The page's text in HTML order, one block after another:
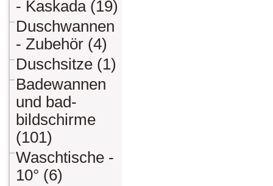
- Kaskada (19)
Duschwannen
- Zubehör (4)
Duschsitze (1)
Badewannen
und bad-
bildschirme
(101)
Waschtische -
10° (6)